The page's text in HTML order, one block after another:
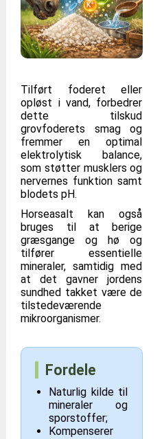
Tilført foderet eller
opløst i vand, forbedrer
dette tilskud
grovfoderets smag og
fremmer en optimal
elektrolytisk balance,
som støtter musklers og
nervernes funktion samt
blodets pH.
Horseasalt kan også
bruges til at berige
græsgange og hø og
tilfører essentielle
mineraler, samtidig med
at det gavner jordens
sundhed takket være de
tilstedeværende
mikroorganismer.
Fordele
Naturlig kilde til
mineraler og
sporstoffer;
Kompenserer